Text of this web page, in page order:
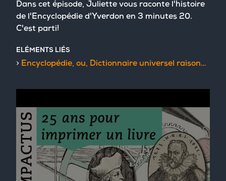
Dans cet épisode, Juliette vous raconte l'histoire
de l'Encyclopédie d'Yverdon en 3 minutes 20.
C'est parti!
ELÉMENTS LIÉS
Encyclopédie, ou, Dictionnaire universel raisonné des connoissances humaines / mis en ordre par M. De Félice